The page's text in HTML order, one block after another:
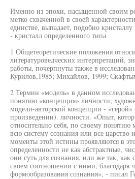
Именно из эпохи, насыщенной своим
метко схваченной в своей
единстве, выпадает, подобно
- кристалл определенного типа
1 Общетеоретические положения
литературоведческих интерпретаций,
работы, почерпнуты также в
Курилов,1985; Михайлов, 1999;
2 Термин «модель» в данном
понятию «концепция» личности;
модели-авторской концепции - «герой»
произведении). личности. «Опыт,
относительно себя, по своему понятию
всю систему сознания или все царство
моменты этой истины проявляются в
определенности не как абстрактные,
они суть для сознания, или же так, как
своем соотношении с ними, благодаря
формообразования сознания», - писал